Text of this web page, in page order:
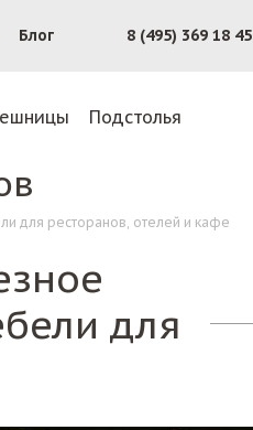
Блог 8 (495) 369 18 45
Подстолья
для ресторанов, отелей и кафе
для